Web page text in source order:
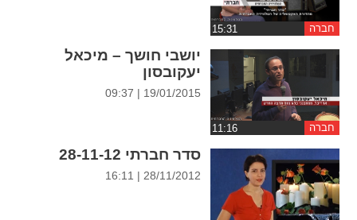
חברה
חברה
יושבי חושך – מיכאל
יעקובסון
19/01/2015 | 09:37
סדר חברתי 28-11-12
28/11/2012 | 16:11